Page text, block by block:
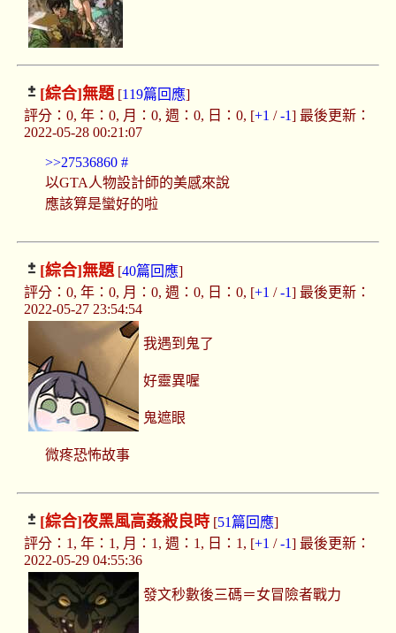
[綜合]無題[119篇回應]
評分：0, 年：0, 月：0, 週：0, 日：0, [+1 /-1] 最後更新：
2022-05-28 00:21:07
>>27536860#
以GTA人物設計師的美感來說
應該算是蠻好的啦
[綜合]無題[40篇回應]
評分：0, 年：0, 月：0, 週：0, 日：0, [+1 /-1] 最後更新：
2022-05-27 23:54:54
我遇到鬼了
好靈異喔
鬼遮眼
微疼恐怖故事
[綜合]夜黑風高姦殺良時[51篇回應]
評分：1, 年：1, 月：1, 週：1, 日：1, [+1 /-1] 最後更新：
2022-05-29 04:55:36
發文秒數後三碼＝女冒險者戰力